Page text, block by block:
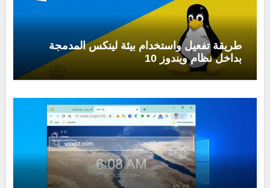
طريقة تفعيل واستخدام بيئة لينكس المدمجة
بداخل نظام ويندوز 10